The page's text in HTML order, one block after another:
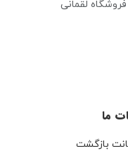
لقمانی
ما
بازگشت